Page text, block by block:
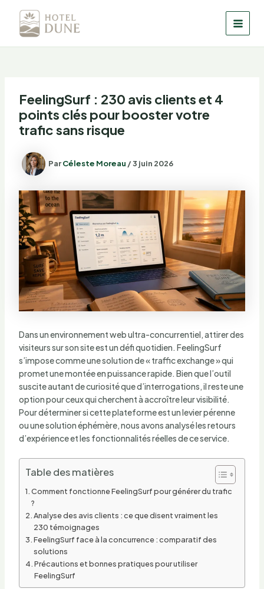
contenu
FeelingSurf : 230 avis clients et 4
points clés pour booster votre
trafic sans risque
ParCéleste Moreau /3 juin 2026
Dans un environnement web ultra-concurrentiel, attirer des
visiteurs sur son site est un défi quotidien. FeelingSurf
s’impose comme une solution de « traffic exchange » qui
promet une montée en puissance rapide. Bien que l’outil
suscite autant de curiosité que d’interrogations, il reste une
option pour ceux qui cherchent à accroître leur visibilité.
Pour déterminer si cette plateforme est un levier pérenne
ou une solution éphémère, nous avons analysé les retours
d’expérience et les fonctionnalités réelles de ce service.
Table des matières
Comment fonctionne FeelingSurf pour générer du trafic
?
Analyse des avis clients : ce que disent vraiment les
230 témoignages
FeelingSurf face à la concurrence : comparatif des
solutions
Précautions et bonnes pratiques pour utiliser
FeelingSurf